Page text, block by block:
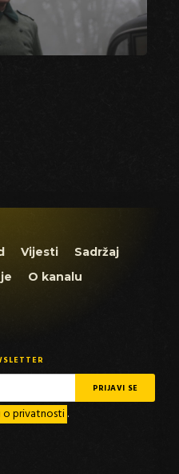
Vijesti
Sadržaj
O kanalu
o privatnosti.